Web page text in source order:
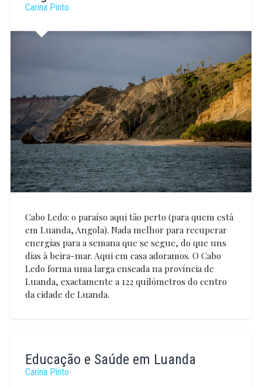
Carina Pinto
Cabo Ledo: o paraíso aqui tão perto (para quem está
em Luanda, Angola). Nada melhor para recuperar
energias para a semana que se segue, do que uns
dias à beira-mar. Aqui em casa adoramos. O Cabo
Ledo forma uma larga enseada na província de
Luanda, exactamente a 122 quilómetros do centro
da cidade de Luanda.
Pinto
Educação e Saúde em Luanda
Carina Pinto